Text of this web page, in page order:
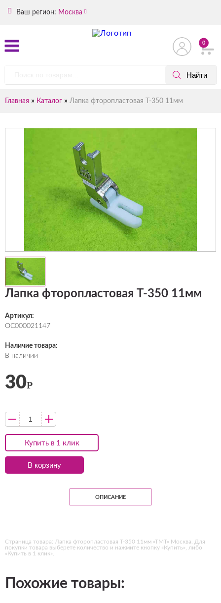
Ваш регион: Москва
0
Главная » Каталог » Лапка фторопластовая T-350 11мм
Лапка фторопластовая T-350 11мм
Артикул:
ОС000021147
Наличие товара:
В наличии
Купить в 1 клик
30Р
В корзину
ОПИСАНИЕ
Страница товара: Лапка фторопластовая T-350 11мм «ТМТ» Москва. Для
покупки товара выберете количество и нажмите кнопку «Купить», либо
«Купить в 1 клик».
Похожие товары: